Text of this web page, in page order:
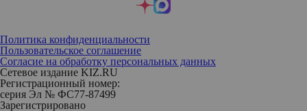
Политика конфиденциальности
Пользовательское соглашение
Согласие на обработку персональных данных
Сетевое издание KIZ.RU
Регистрационный номер:
серия Эл № ФС77-87499
Зарегистрировано